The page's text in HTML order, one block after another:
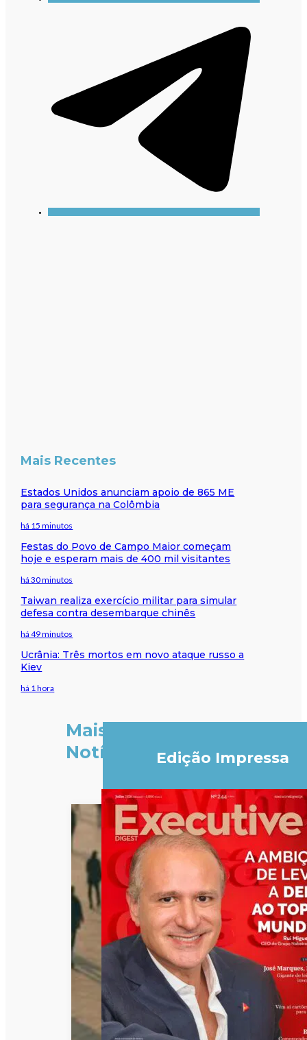
Mais Recentes
Estados Unidos anunciam apoio de 865 ME
para segurança na Colômbia
há 15 minutos
Festas do Povo de Campo Maior começam
hoje e esperam mais de 400 mil visitantes
há 30 minutos
Taiwan realiza exercício militar para simular
defesa contra desembarque chinês
há 49 minutos
Ucrânia: Três mortos em novo ataque russo a
Kiev
há 1 hora
Mais
Notícias
Edição Impressa